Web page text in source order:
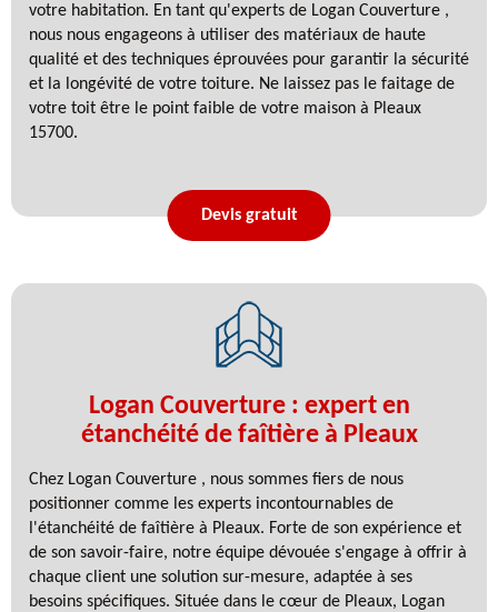
votre habitation. En tant qu'experts de Logan Couverture ,
nous nous engageons à utiliser des matériaux de haute
qualité et des techniques éprouvées pour garantir la sécurité
et la longévité de votre toiture. Ne laissez pas le faitage de
votre toit être le point faible de votre maison à Pleaux
15700.
Devis gratuit
Logan Couverture : expert en
étanchéité de faîtière à Pleaux
Chez Logan Couverture , nous sommes fiers de nous
positionner comme les experts incontournables de
l'étanchéité de faîtière à Pleaux. Forte de son expérience et
de son savoir-faire, notre équipe dévouée s'engage à offrir à
chaque client une solution sur-mesure, adaptée à ses
besoins spécifiques. Située dans le cœur de Pleaux, Logan